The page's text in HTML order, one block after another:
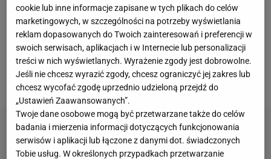
później zadebiutował wkadrze. Był powoływany na
Euro2016 i mistrzostwa świata 2018. Kiedy jeszcze
bronił barwJagiellonii Białystok(lata 2008-2012), to
zdobył z nią dwa trofea - Puchar Polski oraz
superpuchar.
cookie lub inne informacje zapisane w tych plikach do celów
marketingowych, w szczególności na potrzeby wyświetlania
reklam dopasowanych do Twoich zainteresowań i preferencji w
swoich serwisach, aplikacjach i w Internecie lub personalizacji
treści w nich wyświetlanych. Wyrażenie zgody jest dobrowolne.
Jeśli nie chcesz wyrazić zgody, chcesz ograniczyć jej zakres lub
chcesz wycofać zgodę uprzednio udzieloną przejdź do
„Ustawień Zaawansowanych”.
Twoje dane osobowe mogą być przetwarzane także do celów
badania i mierzenia informacji dotyczących funkcjonowania
serwisów i aplikacji lub łączone z danymi dot. świadczonych
Tobie usług. W określonych przypadkach przetwarzanie